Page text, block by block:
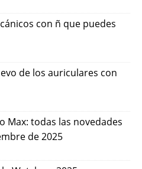
con ñ que puedes
de los auriculares con
Max: todas las novedades
de 2025